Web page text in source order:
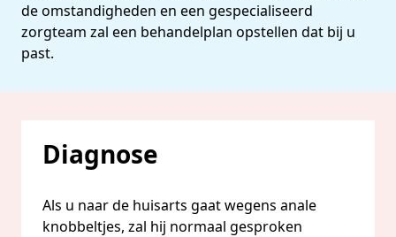
de omstandigheden en een gespecialiseerd
zorgteam zal een behandelplan opstellen dat bij u
past.
Diagnose
Als u naar de huisarts gaat wegens anale
knobbeltjes, zal hij normaal gesproken